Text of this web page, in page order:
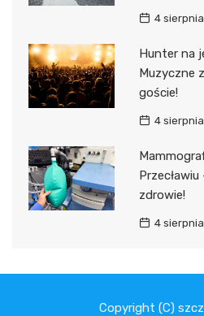
4
Hunter na
Muzyczne
goście!
4
zdrowie!
4
Copyright (C)